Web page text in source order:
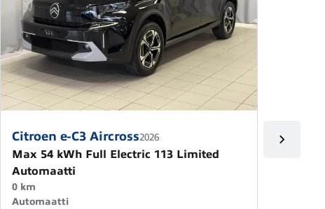
Citroen e-C3 Aircross2026
Max 54 kWh Full Electric 113 Limited
Automaatti
0 km
Automaatti